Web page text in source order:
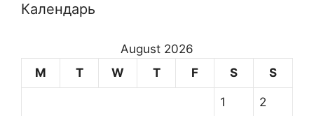
Календарь
August 2026
M
T W T F S S
1 2